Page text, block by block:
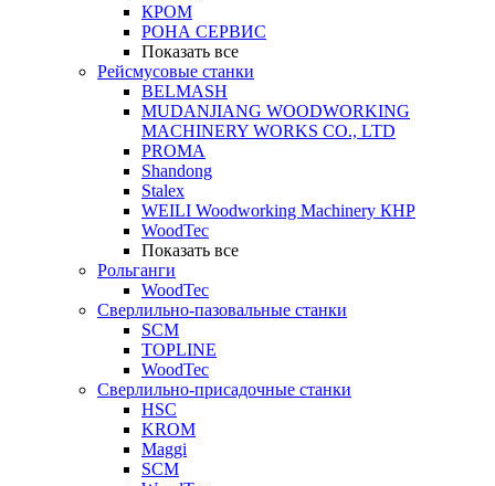
КРОМ
РОНА СЕРВИС
Показать все
Рейсмусовые станки
BELMASH
MUDANJIANG WOODWORKING
MACHINERY WORKS CO., LTD
PROMA
Shandong
Stalex
WEILI Woodworking Machinery КНР
WoodTec
Показать все
Рольганги
WoodTec
Сверлильно-пазовальные станки
SCM
TOPLINE
WoodTec
Сверлильно-присадочные станки
HSC
KROM
Maggi
SCM